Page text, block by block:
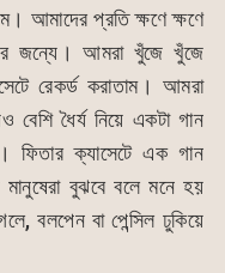
আমাদের প্রতি ক্ষণে ক্ষণে
জন্যে। আমরা খুঁজে খুঁজে
রেকর্ড করাতাম। আমরা
বেশি ধৈর্য নিয়ে একটা গান
ফিতার ক্যাসেটে এক গান
বুঝবে বলে মনে হয়
বলপেন বা পেন্সিল ঢুকিয়ে